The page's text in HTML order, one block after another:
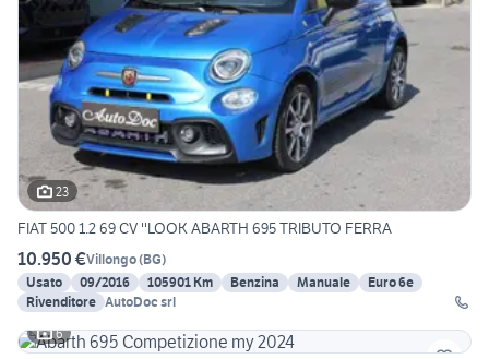
23
FIAT 500 1.2 69 CV ''LOOK ABARTH 695 TRIBUTO FERRA
10.950 €Villongo(BG)
Usato
09/2016 105901 Km Benzina Manuale
Euro 6e
Rivenditore AutoDoc srl
6